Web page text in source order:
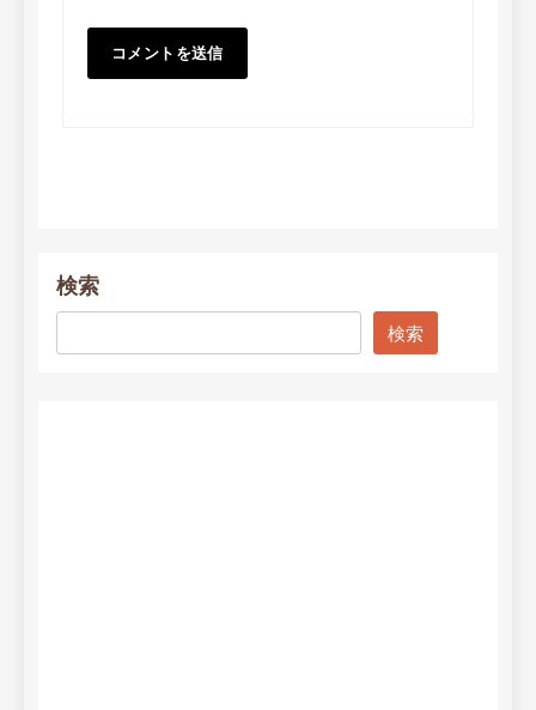
検索
検索